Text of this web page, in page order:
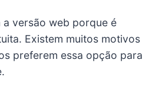
a versão web porque é
Existem muitos motivos
preferem essa opção para